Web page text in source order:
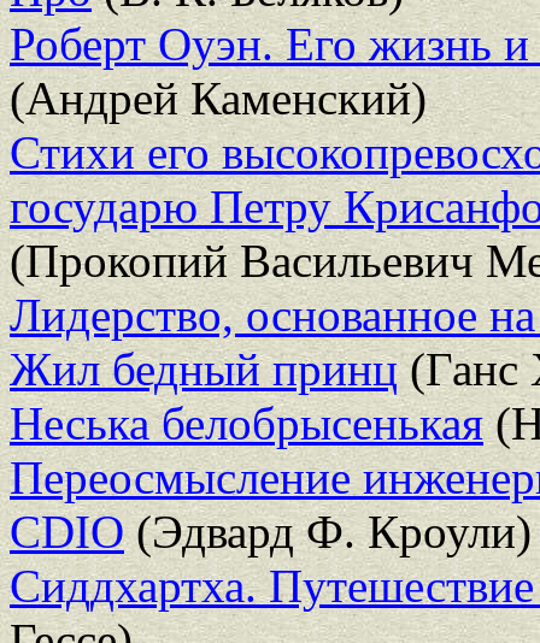
Роберт Оуэн. Его жизнь и
(Андрей Каменский)
Стихи его
государю Петру
(Прокопий Васильевич
Лидерство, основанное
Жил бедный принц(Ганс
Неська белобрысенькая
Переосмысление
CDIO(Эдвард Ф. Кроули)
Сиддхартха.